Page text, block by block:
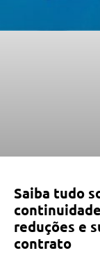
Saiba tudo
reduções e
contrato